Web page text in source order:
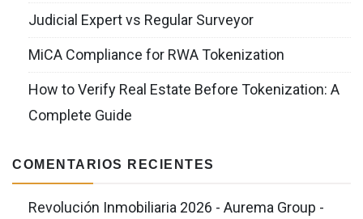
Judicial Expert vs Regular Surveyor
MiCA Compliance for RWA Tokenization
How to Verify Real Estate Before Tokenization: A
Complete Guide
COMENTARIOS RECIENTES
Revolución Inmobiliaria 2026 - Aurema Group -